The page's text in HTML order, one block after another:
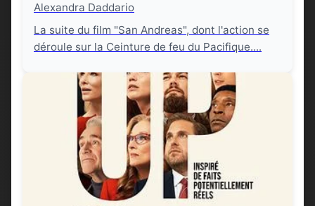
Alexandra Daddario
La suite du film "San Andreas", dont l'action se
déroule sur la Ceinture de feu du Pacifique....